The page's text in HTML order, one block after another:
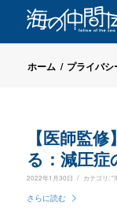
ホーム / プライバ
【医師監
る：減圧症
2022年1月30日 / カテゴリ:"
さらに読む